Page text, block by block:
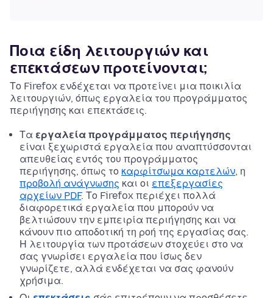
Ποια είδη λειτουργιών και
επεκτάσεων προτείνονται;
Το Firefox ενδέχεται να προτείνει μια ποικιλία
λειτουργιών, όπως εργαλεία του προγράμματος
περιήγησης και επεκτάσεις.
Τα εργαλεία προγράμματος περιήγησης
είναι ξεχωριστά εργαλεία που αναπτύσσονται
απευθείας εντός του προγράμματος
περιήγησης, όπως το καρφίτσωμα καρτελών, η
προβολή ανάγνωσης και οι επεξεργασίες
αρχείων PDF. Το Firefox περιέχει πολλά
διαφορετικά εργαλεία που μπορούν να
βελτιώσουν την εμπειρία περιήγησης και να
κάνουν πιο αποδοτική τη ροή της εργασίας σας.
Η λειτουργία των προτάσεων στοχεύει στο να
σας γνωρίσει εργαλεία που ίσως δεν
γνωρίζετε, αλλά ενδέχεται να σας φανούν
χρήσιμα.